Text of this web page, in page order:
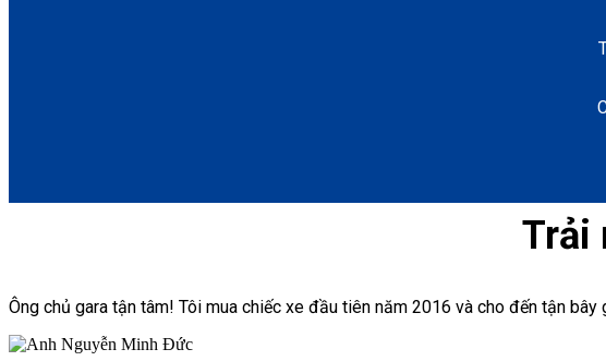
Trải
Ông chủ gara tận tâm! Tôi mua chiếc xe đầu tiên năm 2016 và cho đến tận